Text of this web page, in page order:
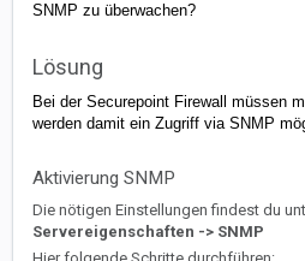
SNMP zu überwachen?
Lösung
Bei der Securepoint Firewall müssen
werden damit ein Zugriff via SNMP
Aktivierung SNMP
Die nötigen Einstellungen findest du
Servereigenschaften -> SNMP